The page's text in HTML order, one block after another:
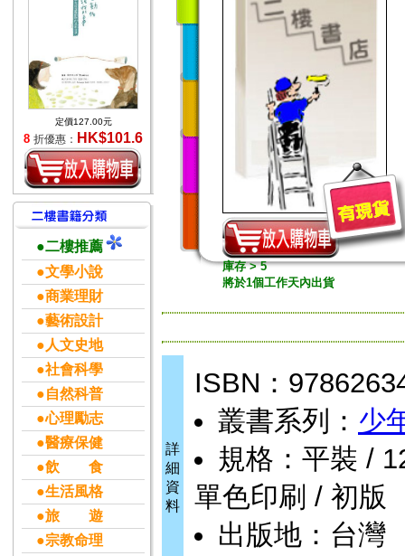
定價127.00元
8 折優惠： HK$101.6
●二樓推薦
●文學小說
●商業理財
●藝術設計
●人文史地
●社會科學
●自然科普
●心理勵志
●醫療保健
●飲 食
●生活風格
●旅 遊
●宗教命理
庫存 > 5
將於1個工作天內出貨
詳
細
資
料
ISBN：
叢書系列： 少
規格：平裝 /
單色印刷 / 初版
出版地：台灣